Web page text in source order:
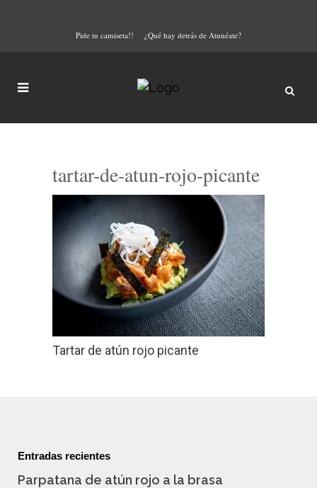
Pide tu camiseta!! ¿Qué hay detrás de Atunéate?
tartar-de-atun-rojo-picante
Tartar de atún rojo picante
Entradas recientes
Parpatana de atún rojo a la brasa